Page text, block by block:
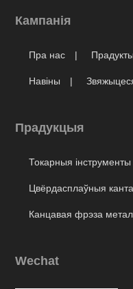
Кампанія
Пра нас Прадукты
Навіны
Прадукцыя
Токарныя інструменты
Цвёрдасплаўныя
Канцавая фрэза
Wechat